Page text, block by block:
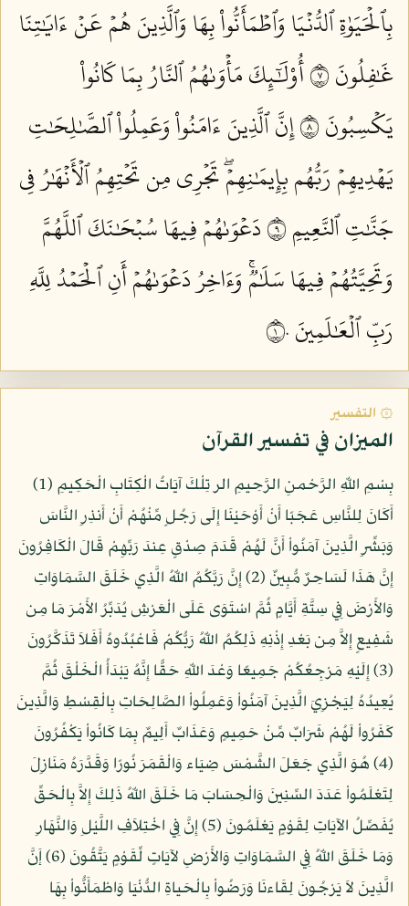
بِٱلۡحَيَوٰةِ ٱلدُّنۡيَا وَٱطۡمَأَنُّواْ بِهَا وَٱلَّذِينَ هُمۡ عَنۡ ءَايَٰتِنَا
غَٰفِلُونَ ٧
أُوْلَٰٓئِكَ مَأۡوَىٰهُمُ ٱلنَّارُ بِمَا كَانُواْ
يَكۡسِبُونَ ٨
إِنَّ ٱلَّذِينَ ءَامَنُواْ وَعَمِلُواْ ٱلصَّٰلِحَٰتِ
يَهۡدِيهِمۡ رَبُّهُم بِإِيمَٰنِهِمۡۖ تَجۡرِي مِن تَحۡتِهِمُ ٱلۡأَنۡهَٰرُ فِي
جَنَّٰتِ ٱلنَّعِيمِ ٩
دَعۡوَىٰهُمۡ فِيهَا سُبۡحَٰنَكَ ٱللَّهُمَّ
وَتَحِيَّتُهُمۡ فِيهَا سَلَٰمٞۚ وَءَاخِرُ دَعۡوَىٰهُمۡ أَنِ ٱلۡحَمۡدُ لِلَّهِ
رَبِّ ٱلۡعَٰلَمِينَ ١٠
۞ التفسير
الميزان في تفسير القرآن
بِسْمِ اللّهِ الرَّحْمنِ الرَّحِيمِ الر تِلْكَ آيَاتُ الْكِتَابِ الْحَكِيمِ (1)
أَكَانَ لِلنَّاسِ عَجَبًا أَنْ أَوْحَيْنَا إِلَى رَجُلٍ مِّنْهُمْ أَنْ أَنذِرِ النَّاسَ
وَبَشِّرِ الَّذِينَ آمَنُواْ أَنَّ لَهُمْ قَدَمَ صِدْقٍ عِندَ رَبِّهِمْ قَالَ الْكَافِرُونَ
إِنَّ هَذَا لَسَاحِرٌ مُّبِينٌ (2) إِنَّ رَبَّكُمُ اللّهُ الَّذِي خَلَقَ السَّمَاوَاتِ
وَالأَرْضَ فِي سِتَّةِ أَيَّامٍ ثُمَّ اسْتَوَى عَلَى الْعَرْشِ يُدَبِّرُ الأَمْرَ مَا مِن
شَفِيعٍ إِلاَّ مِن بَعْدِ إِذْنِهِ ذَلِكُمُ اللّهُ رَبُّكُمْ فَاعْبُدُوهُ أَفَلاَ تَذَكَّرُونَ
(3) إِلَيْهِ مَرْجِعُكُمْ جَمِيعًا وَعْدَ اللّهِ حَقًّا إِنَّهُ يَبْدَأُ الْخَلْقَ ثُمَّ
يُعِيدُهُ لِيَجْزِيَ الَّذِينَ آمَنُواْ وَعَمِلُواْ الصَّالِحَاتِ بِالْقِسْطِ وَالَّذِينَ
كَفَرُواْ لَهُمْ شَرَابٌ مِّنْ حَمِيمٍ وَعَذَابٌ أَلِيمٌ بِمَا كَانُواْ يَكْفُرُونَ
(4) هُوَ الَّذِي جَعَلَ الشَّمْسَ ضِيَاء وَالْقَمَرَ نُورًا وَقَدَّرَهُ مَنَازِلَ
لِتَعْلَمُواْ عَدَدَ السِّنِينَ وَالْحِسَابَ مَا خَلَقَ اللّهُ ذَلِكَ إِلاَّ بِالْحَقِّ
يُفَصِّلُ الآيَاتِ لِقَوْمٍ يَعْلَمُونَ (5) إِنَّ فِي اخْتِلاَفِ اللَّيْلِ وَالنَّهَارِ
وَمَا خَلَقَ اللّهُ فِي السَّمَاوَاتِ وَالأَرْضِ لآيَاتٍ لِّقَوْمٍ يَتَّقُونَ (6) إَنَّ
الَّذِينَ لاَ يَرْجُونَ لِقَاءنَا وَرَضُواْ بِالْحَياةِ الدُّنْيَا وَاطْمَأَنُّواْ بِهَا